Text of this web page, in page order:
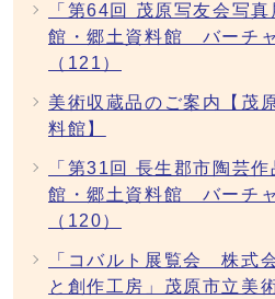
「第64回 茂原写友会写
館・郷土資料館 バーチ
（121）
美術収蔵品のご案内【茂
料館】
「第31回 長生郡市陶芸
館・郷土資料館 バーチ
（120）
「コバルト展覧会 株式
と創作工房」茂原市立